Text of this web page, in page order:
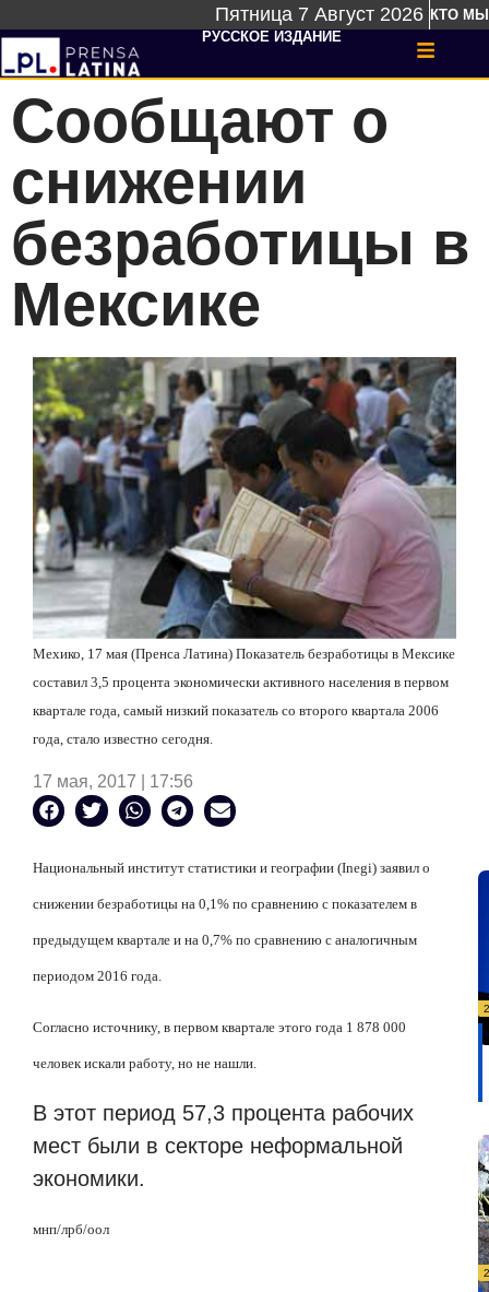
Пятница 7 Август 2026 КТО МЫ
РУССКОЕ ИЗДАНИЕ
Сообщают о
снижении
безработицы в
Мексике
Мехико, 17 мая (Пренса Латина) Показатель безработицы в Мексике
составил 3,5 процента экономически активного населения в первом
квартале года, самый низкий показатель со второго квартала 2006
года, стало известно сегодня.
17 мая, 2017 | 17:56
Национальный институт статистики и географии (Inegi) заявил о
снижении безработицы на 0,1% по сравнению с показателем в
предыдущем квартале и на 0,7% по сравнению с аналогичным
периодом 2016 года.
Согласно источнику, в первом квартале этого года 1 878 000
человек искали работу, но не нашли.
В этот период 57,3 процента рабочих
мест были в секторе неформальной
экономики.
мнп/лрб/оол